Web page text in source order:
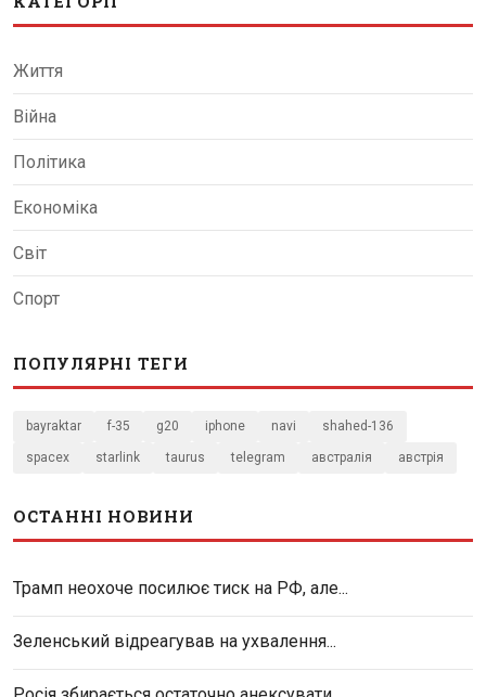
Життя
Війна
Політика
Економіка
Світ
Спорт
ПОПУЛЯРНІ ТЕГИ
bayraktar f-35 g20 iphone navi shahed-136
spacex starlink taurus telegram австралія австрія
ОСТАННІ НОВИНИ
Трамп неохоче посилює тиск на РФ, але...
Зеленський відреагував на ухвалення...